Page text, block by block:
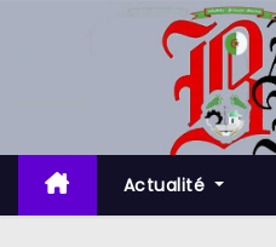
t
c
Actualité